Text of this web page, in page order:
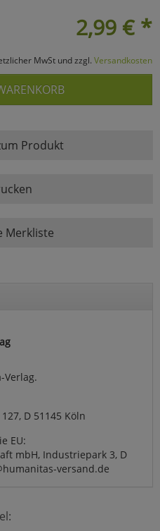
2,99 € *
MwSt und zzgl. Versandkosten
Produkt
Merkliste
Verlag.
D 51145 Köln
EU:
mbH, Industriepark 3, D
versand.de
speichern